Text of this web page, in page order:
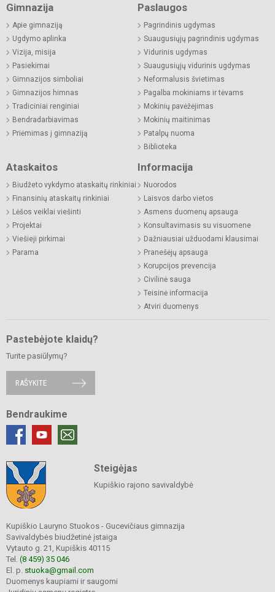
Gimnazija
Apie gimnaziją
Ugdymo aplinka
Vizija, misija
Pasiekimai
Gimnazijos simboliai
Gimnazijos himnas
Tradiciniai renginiai
Bendradarbiavimas
Priėmimas į gimnaziją
Paslaugos
Pagrindinis ugdymas
Suaugusiųjų pagrindinis ugdymas
Vidurinis ugdymas
Suaugusiųjų vidurinis ugdymas
Neformalusis švietimas
Pagalba mokiniams ir tėvams
Mokinių pavėžėjimas
Mokinių maitinimas
Patalpų nuoma
Biblioteka
Ataskaitos
Biudžeto vykdymo ataskaitų rinkiniai
Finansinių ataskaitų rinkiniai
Lėšos veiklai viešinti
Projektai
Viešieji pirkimai
Parama
Informacija
Nuorodos
Laisvos darbo vietos
Asmens duomenų apsauga
Konsultavimasis su visuomene
Dažniausiai užduodami klausimai
Pranešėjų apsauga
Korupcijos prevencija
Civilinė sauga
Teisinė informacija
Atviri duomenys
Pastebėjote klaidų?
Turite pasiūlymų?
RAŠYKITE
Bendraukime
Steigėjas
Kupiškio rajono savivaldybė
Kupiškio Lauryno Stuokos - Gucevičiaus gimnazija
Savivaldybės biudžetinė įstaiga
Vytauto g. 21, Kupiškis 40115
Tel. (8 459) 35 046
El. p. stuoka@gmail.com
Duomenys kaupiami ir saugomi